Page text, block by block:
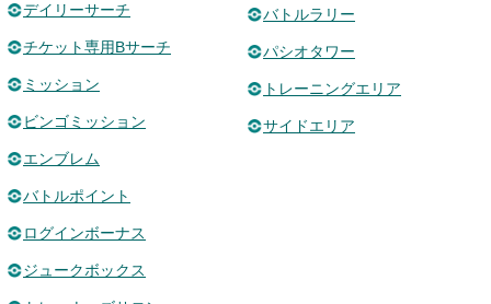
デイリーサーチ
チケット専用Bサーチ
ミッション
ビンゴミッション
エンブレム
バトルポイント
ログインボーナス
ジュークボックス
バトルラリー
パシオタワー
トレーニングエリア
サイドエリア